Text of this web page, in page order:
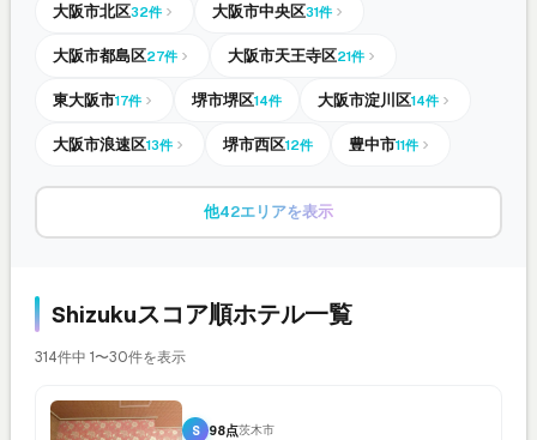
大阪市北区32件 大阪市中央区31件
大阪市都島区27件 大阪市天王寺区21件
東大阪市17件 堺市堺区14件 大阪市淀川区14件
大阪市浪速区13件 堺市西区12件 豊中市11件
他42エリアを表示
Shizukuスコア順ホテル一覧
314件中 1〜30件を表示
S 98点茨木市